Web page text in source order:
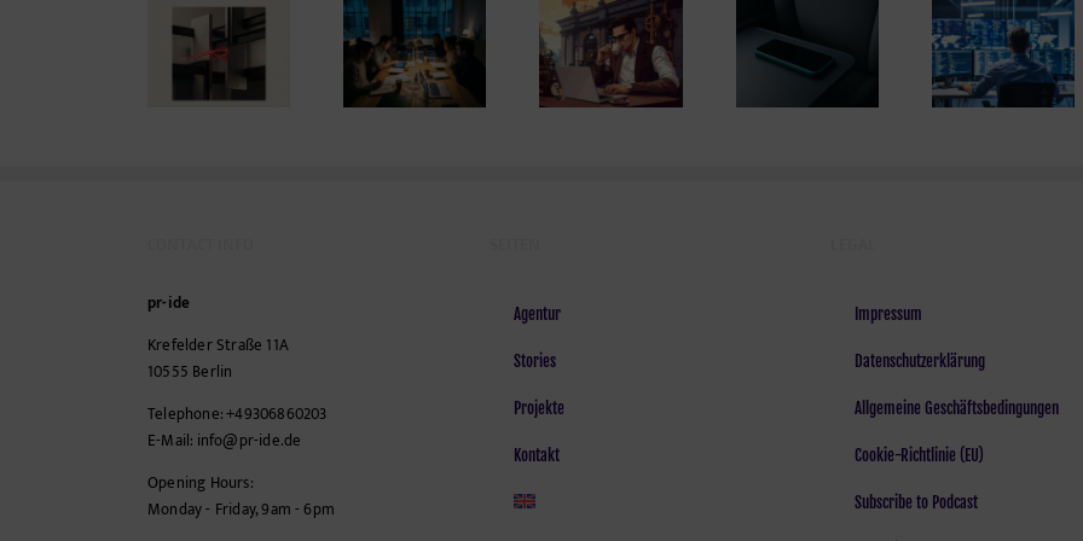
Cafés mit
Kultur – von
der fixen Idee
zum KI-
gestützten
das Handy in
den Zug
passt – was
Radien über
Dein Login,
aber mit
Ergebnis
pr-ide
Krefelder Straße 11A
10555 Berlin
Telephone:+49306860203
E-Mail: info@pr-ide.de
Opening Hours:
Monday - Friday, 9am - 6pm
Agentur
Stories
Projekte
Kontakt
Impressum
Datenschutzerklärung
Allgemeine Geschäftsbedingungen
Cookie-Richtlinie (EU)
Subscribe to Podcast